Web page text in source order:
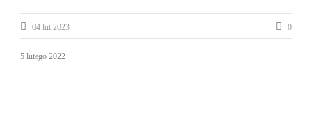
04 lut 2023 0
5 lutego 2022